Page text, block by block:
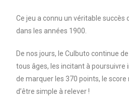
Ce jeu a connu un véritable succès
dans les années 1900.
De nos jours, le Culbuto continue
tous âges, les incitant à poursuivre
de marquer les 370 points, le score
d’être simple à relever !